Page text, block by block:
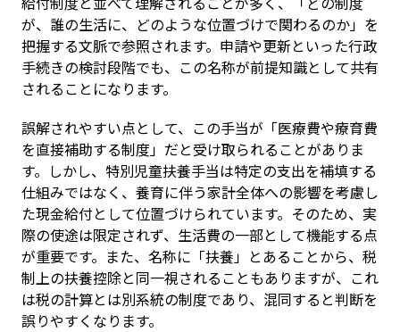
が、誰の生活に、どのような位置づけで関わるのか」を
把握する文脈で参照されます。申請や更新といった行政
手続きの検討段階でも、この名称が前提知識として共有
されることになります。
誤解されやすい点として、この手当が「医療費や療育費
を直接補助する制度」だと受け取られることがありま
す。しかし、特別児童扶養手当は特定の支出を補填する
仕組みではなく、養育に伴う家計全体への影響を考慮し
た現金給付として位置づけられています。そのため、実
際の使途は限定されず、生活費の一部として機能する点
が重要です。また、名称に「扶養」とあることから、税
制上の扶養控除と同一視されることもありますが、これ
は税の計算とは別系統の制度であり、混同すると判断を
誤りやすくなります。